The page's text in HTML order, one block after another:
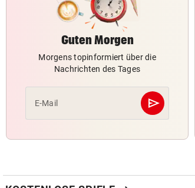
Guten Morgen
Morgens topinformiert über die
Nachrichten des Tages
E-Mail send
Abschicken